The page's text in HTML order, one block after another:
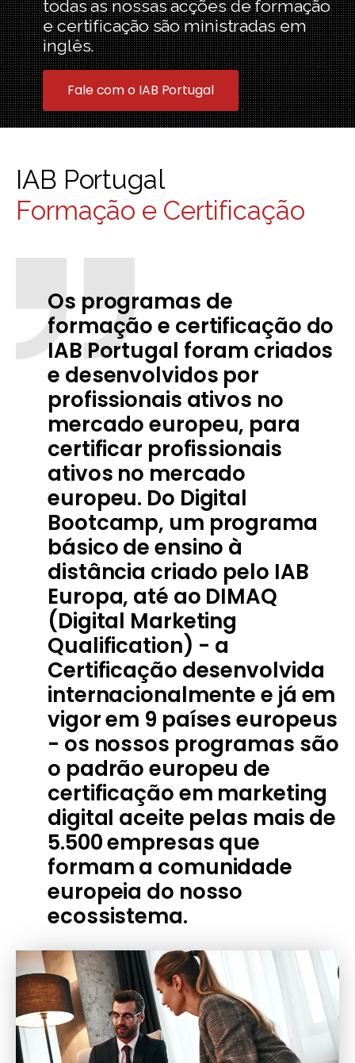
todas as nossas acções de formação
e certificação são ministradas em
inglês.
Fale com o IAB Portugal
IAB Portugal
Formação e Certificação
Os programas de
formação e certificação do
IAB Portugal foram criados
e desenvolvidos por
profissionais ativos no
mercado europeu, para
certificar profissionais
ativos no mercado
europeu. Do Digital
Bootcamp, um programa
básico de ensino à
distância criado pelo IAB
Europa, até ao DIMAQ
(Digital Marketing
Qualification) - a
Certificação desenvolvida
internacionalmente e já em
vigor em 9 países europeus
- os nossos programas são
o padrão europeu de
certificação em marketing
digital aceite pelas mais de
5.500 empresas que
formam a comunidade
europeia do nosso
ecossistema.